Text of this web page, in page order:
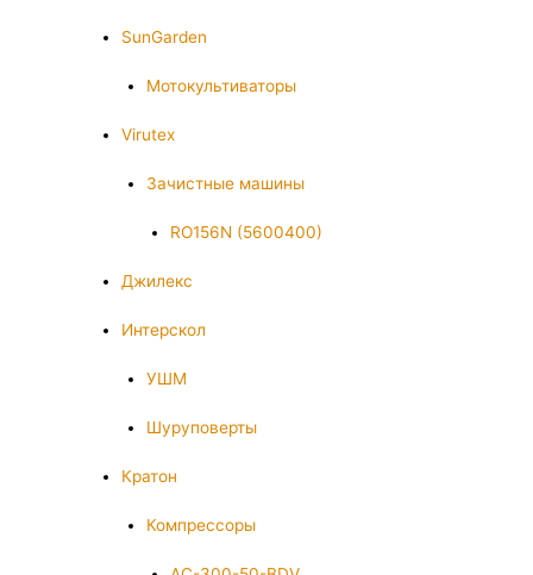
SunGarden
Мотокультиваторы
Virutex
Зачистные машины
RO156N (5600400)
Джилекс
Интерскол
УШМ
Шуруповерты
Кратон
Компрессоры